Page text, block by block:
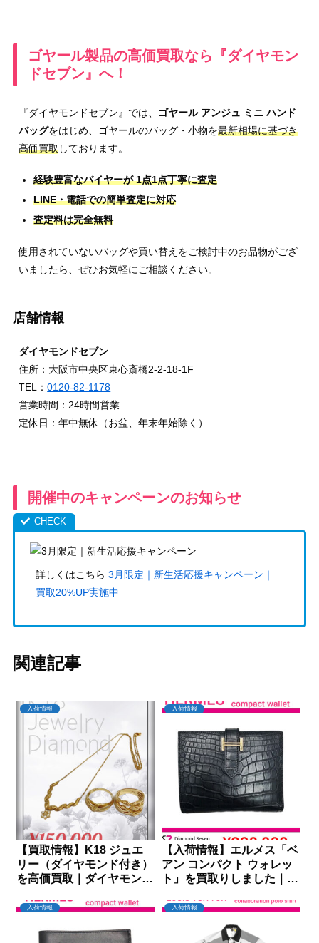
ゴヤール製品の高価買取なら『ダイヤモン
ドセブン』へ！
『ダイヤモンドセブン』では、
ゴヤール アンジュ ミニ ハンド
バッグをはじめ、ゴヤールのバッグ・小物を最新相場に基づき
高価買取しております。
経験豊富なバイヤーが 1点1点丁寧に査定
LINE・電話での簡単査定に対応
査定料は完全無料
使用されていないバッグや買い替えをご検討中のお品物がござ
いましたら、ぜひお気軽にご相談ください。
店舗情報
ダイヤモンドセブン
住所：大阪市中央区東心斎橋2-2-18-1F
TEL：0120-82-1178
営業時間：24時間営業
定休日：年中無休（お盆、年末年始除く）
開催中のキャンペーンのお知らせ
詳しくはこちら3月限定｜新生活応援キャンペーン｜
買取20%UP実施中
関連記事
入荷情報
【買取情報】K18 ジュエ
リー（ダイヤモンド付き）
を高価買取｜ダイヤモンド
入荷情報
【入荷情報】エルメス「ベ
アン コンパクト ウォレッ
ト」を買取りしました｜ダ
入荷情報 入荷情報